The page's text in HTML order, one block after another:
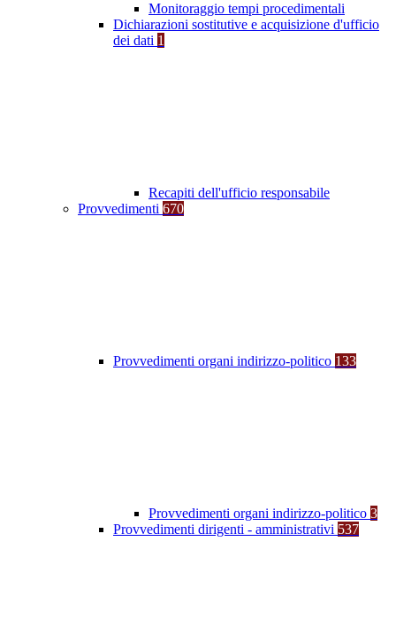
Monitoraggio tempi procedimentali
Dichiarazioni sostitutive e acquisizione d'ufficio
dei dati 1
Recapiti dell'ufficio responsabile
Provvedimenti 670
Provvedimenti organi indirizzo-politico 133
Provvedimenti organi indirizzo-politico 3
Provvedimenti dirigenti - amministrativi 537